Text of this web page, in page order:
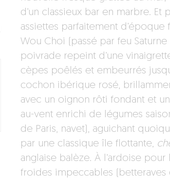
d’un classieux bar en marbre.
assiettes parfaitement
Wou Choi (passé par feu Saturne
poivrade repeint d’une
cèpes poêlés et embeurrés
cochon ibérique rosé,
avec un oignon rôti fondant et
au-vent enrichi de légumes
de Paris, navet), aguichant
par une classique île flottante,
anglaise balèze. À l’ardoise pour
froides impeccables (betteraves